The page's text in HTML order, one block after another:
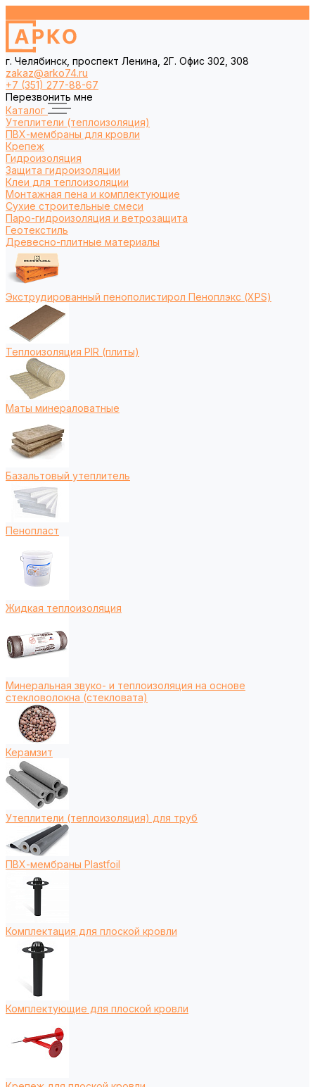
г. Челябинск, проспект Ленина, 2Г. Офис 302, 308
zakaz@arko74.ru
+7 (351) 277-88-67
Перезвонить мне
Каталог
Утеплители (теплоизоляция)
ПВХ-мембраны для кровли
Крепеж
Гидроизоляция
Защита гидроизоляции
Клеи для теплоизоляции
Монтажная пена и комплектующие
Сухие строительные смеси
Паро-гидроизоляция и ветрозащита
Геотекстиль
Древесно-плитные материалы
Экструдированный пенополистирол Пеноплэкс (XPS)
Теплоизоляция PIR (плиты)
Маты минераловатные
Базальтовый утеплитель
Пенопласт
Жидкая теплоизоляция
Минеральная звуко- и теплоизоляция на основе
стекловолокна (стекловата)
Керамзит
Утеплители (теплоизоляция) для труб
ПВХ-мембраны Plastfoil
Комплектация для плоской кровли
Комплектующие для плоской кровли